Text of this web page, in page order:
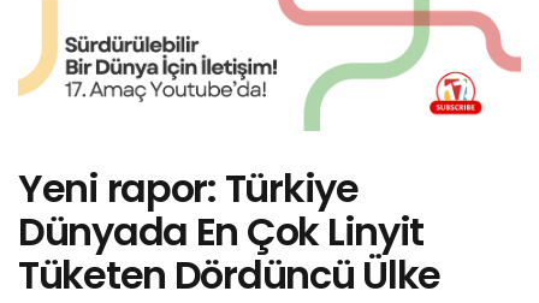
Yeni rapor: Türkiye
Dünyada En Çok Linyit
Tüketen Dördüncü Ülke